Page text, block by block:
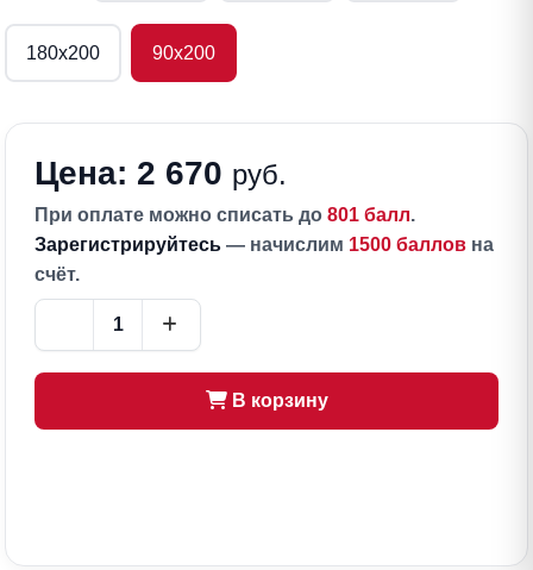
180х200 90х200
Цена: 2 670 руб.
При оплате можно списать до 801 балл.
Зарегистрируйтесь — начислим 1500 баллов на
счёт.
В корзину